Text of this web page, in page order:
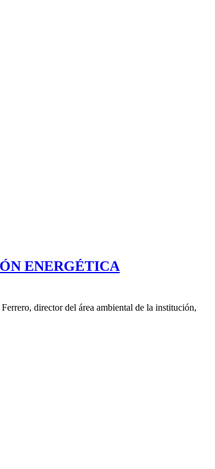
ENERGÉTICA
director del área ambiental de la institución,